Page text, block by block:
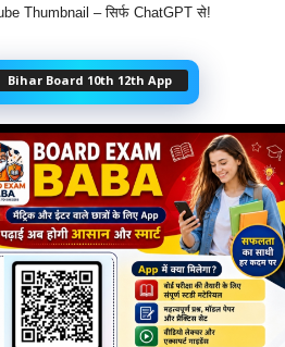
Thumbnail – सिर्फ ChatGPT से!
Bihar Board 10th 12th App